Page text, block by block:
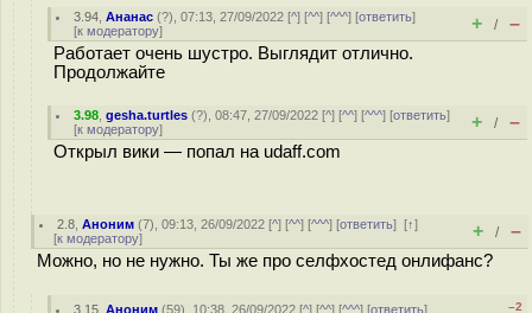
3.94 ,Ананас (?), 07:13, 27/09/2022 [^] [^^] [^^^] [ответить]
[к модератору] + / –
Работает очень шустро. Выглядит отлично.
Продолжайте
3.98 ,gesha.turtles (?), 08:47, 27/09/2022 [^] [^^] [^^^] [ответить]
[к модератору] + / –
Открыл вики — попал на udaff.com
2.8 ,Аноним (7), 09:13, 26/09/2022 [^] [^^] [^^^] [ответить][↑]
[к модератору] + / –
Можно, но не нужно. Ты же про селфхостед онлифанс?
3.15 ,Аноним (59), 10:38, 26/09/2022 [^] [^^] [^^^] [ответить]
–2